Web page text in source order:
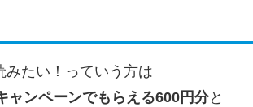
みたい！っていう方は
ャンペーンでもらえる600円分と